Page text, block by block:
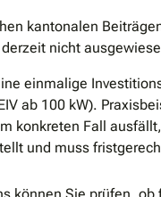
kantonalen
nicht
einmalige
ab 100 kW).
konkreten Fall
und muss